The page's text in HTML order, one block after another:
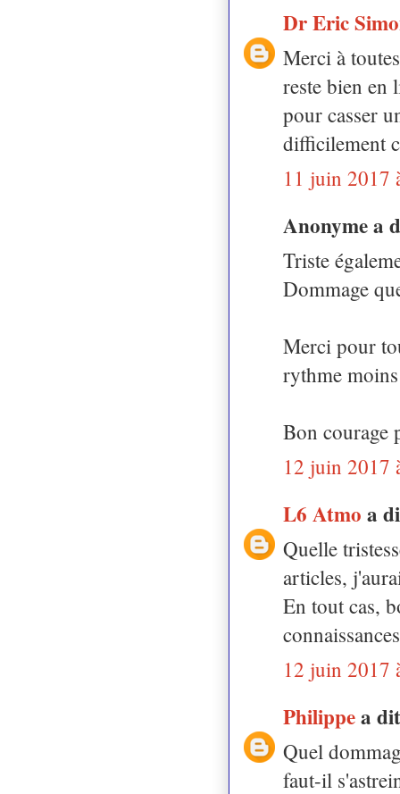
Dr Eric
Merci à
reste bien en
pour casser
difficilement
11 juin 2017
Anonyme a
Triste
Dommage
Merci pour
rythme
Bon courage
12 juin 2017
L6 Atmo a
Quelle
articles,
En tout cas,
12 juin 2017
Philippea
Quel
faut-il